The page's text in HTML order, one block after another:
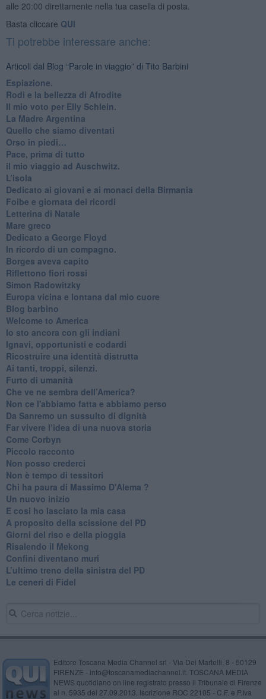
alle 20:00 direttamente nella tua casella di posta.
Basta cliccare QUI
Ti potrebbe interessare anche:
Articoli dal Blog “Parole in viaggio” di Tito Barbini
Espiazione.
Rodi e la bellezza di Afrodite
​Il mio voto per Elly Schlein.
​La Madre Argentina
Quello che siamo diventati
Orso in piedi…
​Pace, prima di tutto
​il mio viaggio ad Auschwitz.
​L’isola
Dedicato ai giovani e ai monaci della Birmania
​Foibe e giornata dei ricordi
Letterina di Natale
Mare greco
​Dedicato a George Floyd
​In ricordo di un compagno.
Borges aveva capito
Riflettono fiori rossi
Simon Radowitzky
Europa vicina e lontana dal mio cuore
Blog barbino
Welcome to America
​Io sto ancora con gli indiani
​Ignavi, opportunisti e codardi
Ricostruire una identità distrutta
Ai tanti, troppi, silenzi.
​Furto di umanità
​Che ve ne sembra dell’America?
Non ce l'abbiamo fatta e abbiamo perso
​Da Sanremo un sussulto di dignità
Far vivere l’idea di una nuova storia
Come Corbyn
Piccolo racconto
Non posso crederci
Non è tempo di tessitori
Chi ha paura di Massimo D'Alema ?
Un nuovo inizio
​E cosi ho lasciato la mia casa
A proposito della scissione del PD
​Giorni del riso e della pioggia
Risalendo il Mekong
Confini diventano muri
L’ultimo treno della sinistra del PD
Le ceneri di Fidel
Editore Toscana Media Channel srl - Via Dei Martelli, 8 - 50129
FIRENZE - info@toscanamediachannel.it. TOSCANA MEDIA
NEWS quotidiano on line registrato presso il Tribunale di Firenze
al n. 5935 del 27.09.2013. Iscrizione ROC 22105 - C.F. e P.Iva